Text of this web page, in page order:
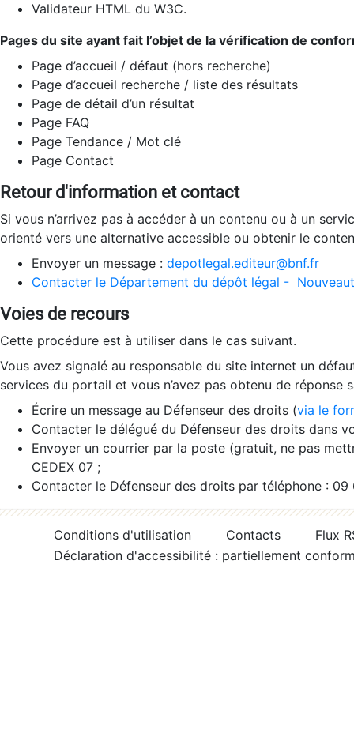
Validateur HTML du W3C.
Pages du site ayant fait l’objet de la vérification de
Page d’accueil / défaut (hors recherche)
Page d’accueil recherche / liste des résultats
Page de détail d’un résultat
Page FAQ
Page Tendance / Mot clé
Page Contact
Retour d'information et contact
Si vous n’arrivez pas à accéder à un contenu ou à un
orienté vers une alternative accessible ou obtenir le
Envoyer un message : depotlegal.editeur@bnf.fr
Contacter le Département du dépôt légal -
Voies de recours
Cette procédure est à utiliser dans le cas suivant.
Vous avez signalé au responsable du site internet un
services du portail et vous n’avez pas obtenu de réponse
Écrire un message au Défenseur des droits (via le
Contacter le délégué du Défenseur des droits dans
Envoyer un courrier par la poste (gratuit, ne pas
CEDEX 07 ;
Contacter le Défenseur des droits par téléphone :
Conditions d'utilisation Contacts
Flux
Déclaration d'accessibilité : partiellement